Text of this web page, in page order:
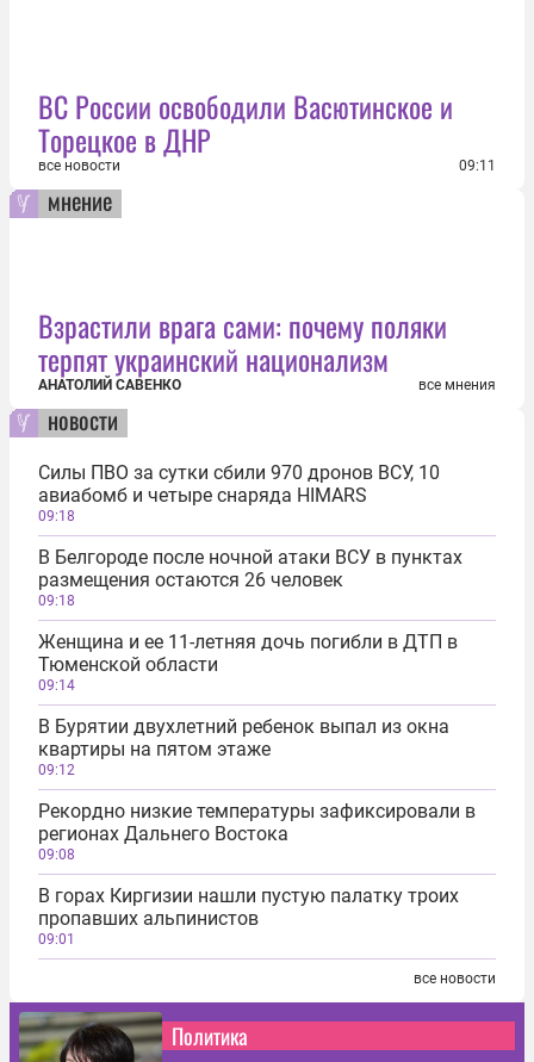
ВС России освободили Васютинское и
Торецкое в ДНР
все новости 09:11
мнение
Взрастили врага сами: почему поляки
терпят украинский национализм
АНАТОЛИЙ САВЕНКО все мнения
новости
Силы ПВО за сутки сбили 970 дронов ВСУ, 10
авиабомб и четыре снаряда HIMARS
09:18
В Белгороде после ночной атаки ВСУ в пунктах
размещения остаются 26 человек
09:18
Женщина и ее 11-летняя дочь погибли в ДТП в
Тюменской области
09:14
В Бурятии двухлетний ребенок выпал из окна
квартиры на пятом этаже
09:12
Рекордно низкие температуры зафиксировали в
регионах Дальнего Востока
09:08
В горах Киргизии нашли пустую палатку троих
пропавших альпинистов
09:01
все новости
Политика